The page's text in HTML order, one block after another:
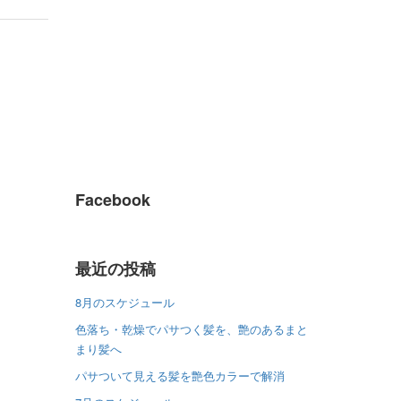
Facebook
最近の投稿
8月のスケジュール
色落ち・乾燥でパサつく髪を、艶のあるまと
まり髪へ
パサついて見える髪を艶色カラーで解消